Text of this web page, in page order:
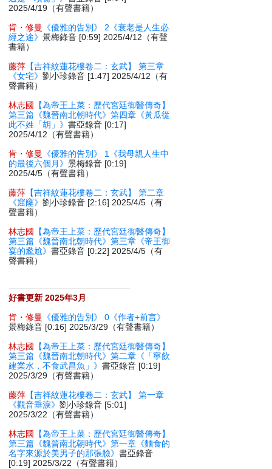
2025/4/19（有聲書籍）
肯・修曼
《優雅的告別》 2《衰老是人生必
經之途》景梅錄音 [0:59] 2025/4/12（有聲
書籍）
藤萍 【吉祥紋蓮花樓卷二：玄武】 第三章
《女宅》劉小珍錄音 [1:47] 2025/4/12（有
聲書籍）
林志國
【為帝王上菜：歷代宮廷御醫傳奇】
第三篇《魏晉南北朝時代》第四章《黃瓜從
此不姓「胡」》書亞錄音 [0:17]
2025/4/12（有聲書籍）
肯・修曼
《優雅的告別》 1《我母親人生中
的最後六個月》景梅錄音 [0:19]
2025/4/5（有聲書籍）
藤萍 【吉祥紋蓮花樓卷二：玄武】 第二章
《窟窿》劉小珍錄音 [2:16] 2025/4/5（有
聲書籍）
林志國
【為帝王上菜：歷代宮廷御醫傳奇】
第三篇《魏晉南北朝時代》第三章《帝王御
宴的尷尬》書亞錄音 [0:22] 2025/4/5（有
聲書籍）
好書更新 2025年3月
肯・修曼
《優雅的告別》 0《作者+前言》
景梅錄音 [0:16] 2025/3/29（有聲書籍）
林志國
【為帝王上菜：歷代宮廷御醫傳奇】
第三篇《魏晉南北朝時代》第二章《「寧飲
建業水，不食武昌魚」》書亞錄音 [0:19]
2025/3/29（有聲書籍）
藤萍 【吉祥紋蓮花樓卷二：玄武】 第一章
《觀音垂淚》劉小珍錄音 [5:01]
2025/3/22（有聲書籍）
林志國
【為帝王上菜：歷代宮廷御醫傳奇】
第三篇《魏晉南北朝時代》第一章《麵食的
名字來源於美男子的那張臉》書亞錄音
[0:19] 2025/3/22（有聲書籍）